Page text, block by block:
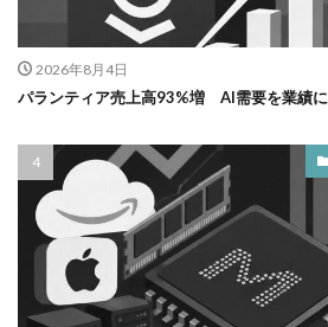
2026年8月4日
パランティア売上高93%増 AI需要を業績